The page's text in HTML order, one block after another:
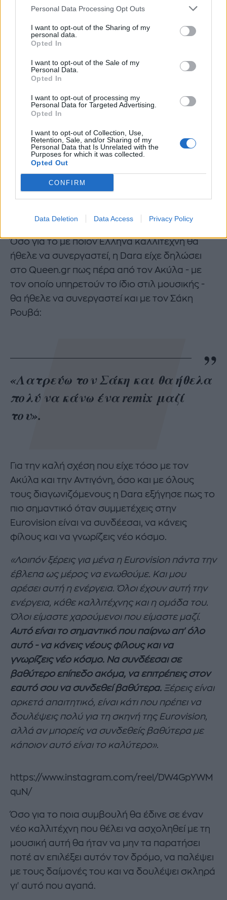
Personal Data Processing Opt Outs
I want to opt-out of the Sharing of my
personal data.
Opted In
I want to opt-out of the Sale of my
Personal Data.
Opted In
I want to opt-out of processing my
Personal Data for Targeted Advertising.
Opted In
I want to opt-out of Collection, Use,
Retention, Sale, and/or Sharing of my
Personal Data that Is Unrelated with the
Purposes for which it was collected.
Opted Out
CONFIRM
Data Deletion Data Access Privacy Policy
μου δύναμη που χρειαζόμουν. Που ξέρω
ότι την έχω μέσα μου, αλλά ξέρεις όταν
είσαι σε αυτή τη θέση - δεν ξέρω αν έχεις
νιώσει ποτέ αγχωμένη - το Bangaranga με
βοήθησε να το ξεπεράσω.
«Λατρεύω τον Σάκη»
Όσο για το με ποιον Έλληνα καλλιτέχνη θα
ήθελε να συνεργαστεί, η Dara είχε δηλώσει
στο Queen.gr πως πέρα από τον Ακύλα - με
τον οποίο υπηρετούν το ίδιο στιλ μουσικής -
θα ήθελε να συνεργαστεί και με τον Σάκη
Ρουβά:
«Λατρεύω τον Σάκη και θα ήθελα
πολύ να κάνω ένα remix μαζί
του».
Για την καλή σχέση που είχε τόσο με τον
Ακύλα και την Αντιγόνη, όσο και με όλους
τους διαγωνιζόμενους η Dara εξήγησε πως το
πιο σημαντικό όταν συμμετέχεις στην
Eurovision είναι να συνδέεσαι, να κάνεις
φίλους και να γνωρίζεις νέο κόσμο.
«Λοιπόν ξέρεις για μένα η Eurovision πάντα την
έβλεπα ως μέρος να ενωθούμε. Και μου
αρέσει αυτή η ενέργεια. Όλοι έχουν αυτή την
ενέργεια, κάθε καλλιτέχνης και η ομάδα του.
Όλοι είμαστε χαρούμενοι που είμαστε μαζί.
Αυτό είναι το σημαντικό που παίρνω απ' όλο
αυτό - να κάνεις νέους φίλους και να
γνωρίζεις νέο κόσμο. Να συνδέεσαι σε
βαθύτερο επίπεδο ακόμα, να επιτρέπεις στον
εαυτό σου να συνδεθεί βαθύτερα. Ξέρεις είναι
αρκετά απαιτητικό, είναι κάτι που πρέπει να
δουλέψεις πολύ για τη σκηνή της Eurovision,
αλλά αν μπορείς να συνδεθείς βαθύτερα με
κάποιον αυτό είναι το καλύτερο».
https://www.instagram.com/reel/DW4GpYWM
quN/
Όσο για το ποια συμβουλή θα έδινε σε έναν
νέο καλλιτέχνη που θέλει να ασχοληθεί με τη
μουσική αυτή θα ήταν να μην τα παρατήσει
ποτέ αν επιλέξει αυτόν τον δρόμο, να παλέψει
με τους δαίμονές του και να δουλέψει σκληρά
γι' αυτό που αγαπά.